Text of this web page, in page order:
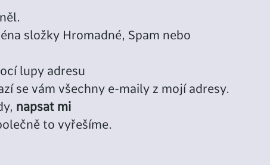
složky Hromadné, Spam nebo
lupy adresu
se vám všechny e-maily z mojí adresy.
napsat mi
to vyřešíme.